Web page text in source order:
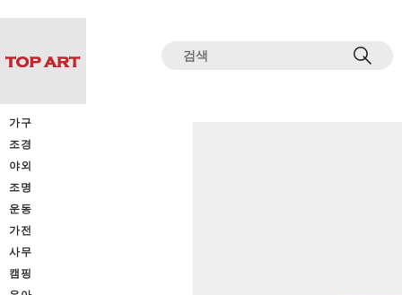
가구
조경
야외
조명
운동
가전
사무
캠핑